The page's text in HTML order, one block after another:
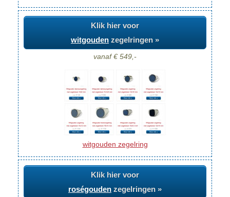
Klik hier voor
witgouden zegelringen »
vanaf € 549,-
witgouden zegelring
Klik hier voor
roségouden zegelringen »